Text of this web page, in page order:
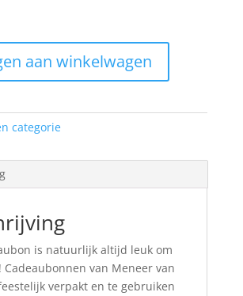
aan winkelwagen
categorie
is natuurlijk altijd leuk om
Cadeaubonnen van Meneer van
verpakt en te gebruiken